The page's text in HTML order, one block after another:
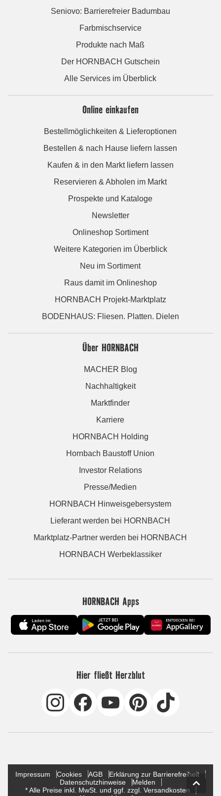
Seniovo: Barrierefreier Badumbau
Farbmischservice
Produkte nach Maß
Der HORNBACH Gutschein
Alle Services im Überblick
Online einkaufen
Bestellmöglichkeiten & Lieferoptionen
Bestellen & nach Hause liefern lassen
Kaufen & in den Markt liefern lassen
Reservieren & Abholen im Markt
Prospekte und Kataloge
Newsletter
Onlineshop Sortiment
Weitere Kategorien im Überblick
Neu im Sortiment
Raus damit im Onlineshop
HORNBACH Projekt-Marktplatz
BODENHAUS: Fliesen. Platten. Dielen
Über HORNBACH
MACHER Blog
Nachhaltigkeit
Marktfinder
Karriere
HORNBACH Holding
Hornbach Baustoff Union
Investor Relations
Presse/Medien
HORNBACH Hinweisgebersystem
Lieferant werden bei HORNBACH
Marktplatz-Partner werden bei HORNBACH
HORNBACH Werbeklassiker
HORNBACH Apps
Hier fließt Herzblut
Impressum Cookies AGB
Erklärung zur Barrierefreiheit
Datenschutzhinweise
Melden
* Alle Preise inkl. MwSt. und ggf. zzgl. Versandkosten